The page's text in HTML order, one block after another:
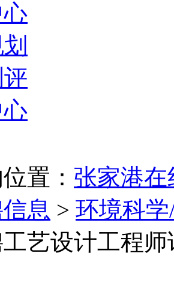
置： 张家港
息 > 环境科
艺设计工程师